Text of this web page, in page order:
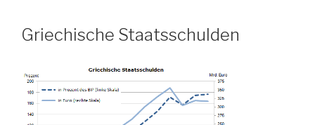
Griechische Staatsschulden